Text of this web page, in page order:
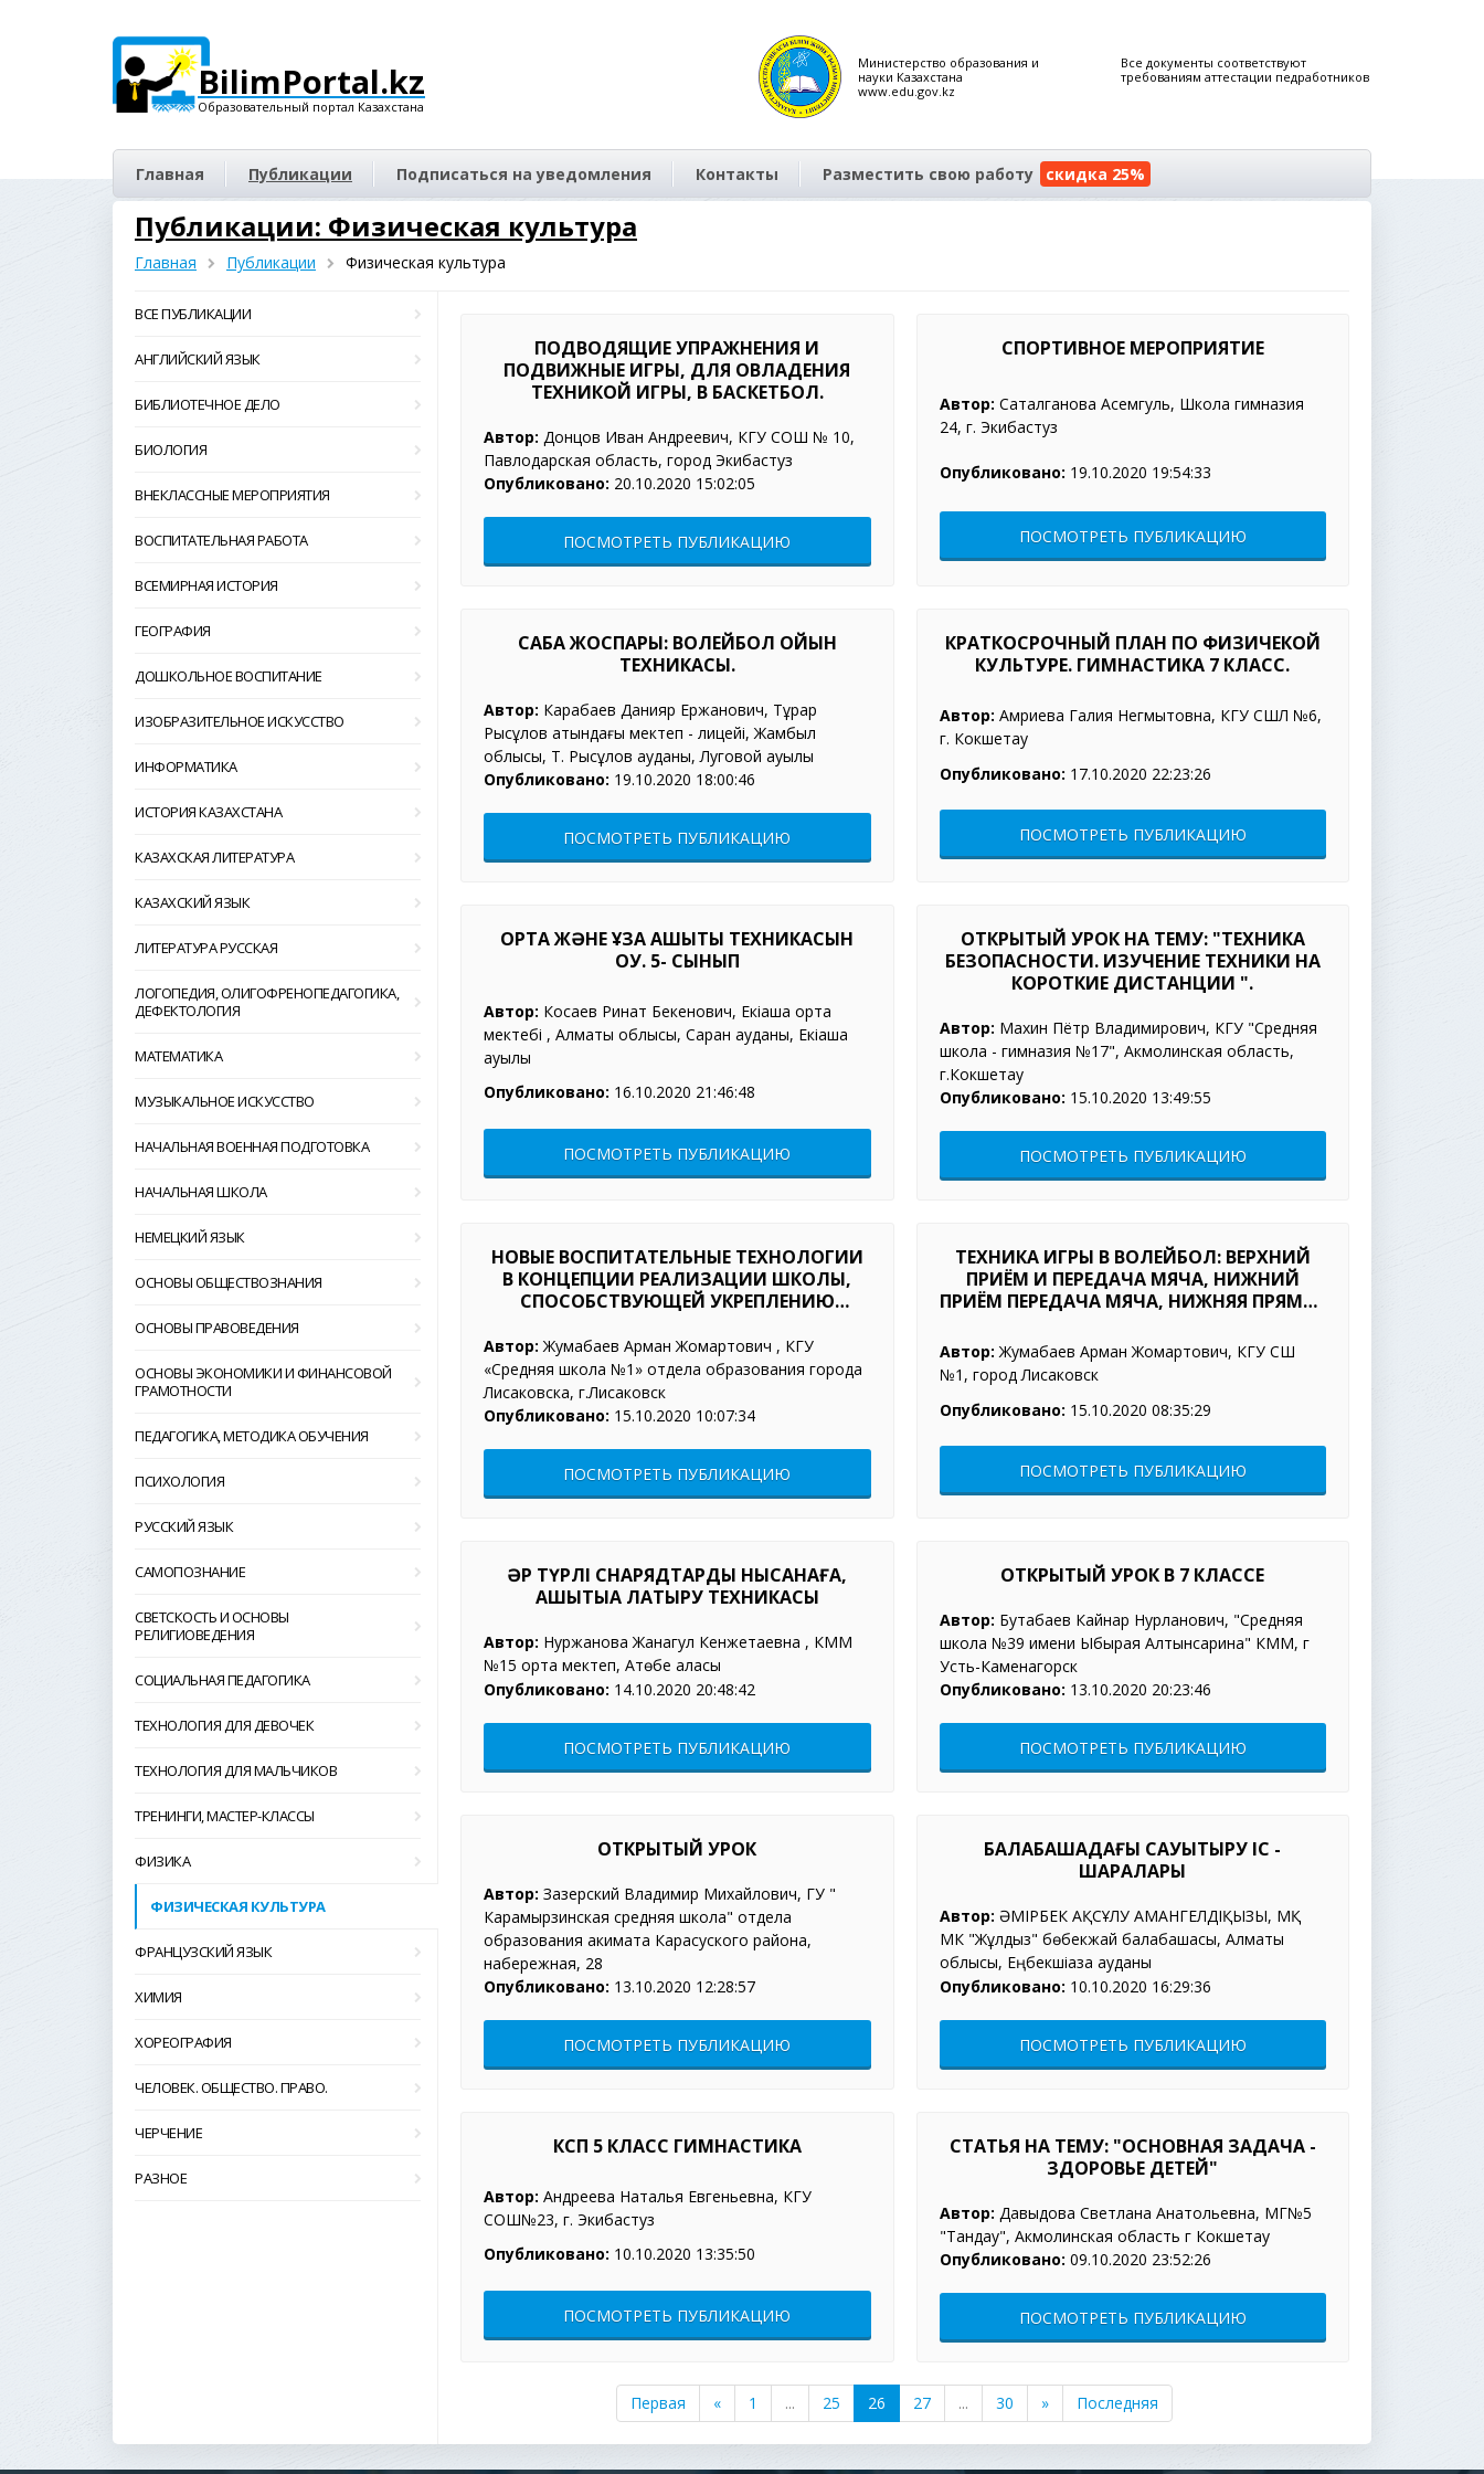
BilimPortal.kz
Образовательный портал Казахстана
Министерство образования и
науки Казахстана
www.edu.gov.kz
Все документы соответствуют
требованиям аттестации педработников
Главная Публикации Подписаться на уведомления Контакты Разместить свою работу скидка 25%
Публикации: Физическая культура
Главная Публикации Физическая культура
ВСЕ ПУБЛИКАЦИИ
АНГЛИЙСКИЙ ЯЗЫК
БИБЛИОТЕЧНОЕ ДЕЛО
БИОЛОГИЯ
ВНЕКЛАССНЫЕ МЕРОПРИЯТИЯ
ВОСПИТАТЕЛЬНАЯ РАБОТА
ВСЕМИРНАЯ ИСТОРИЯ
ГЕОГРАФИЯ
ДОШКОЛЬНОЕ ВОСПИТАНИЕ
ИЗОБРАЗИТЕЛЬНОЕ ИСКУССТВО
ИНФОРМАТИКА
ИСТОРИЯ КАЗАХСТАНА
КАЗАХСКАЯ ЛИТЕРАТУРА
КАЗАХСКИЙ ЯЗЫК
ЛИТЕРАТУРА РУССКАЯ
ЛОГОПЕДИЯ, ОЛИГОФРЕНОПЕДАГОГИКА,
ДЕФЕКТОЛОГИЯ
МАТЕМАТИКА
МУЗЫКАЛЬНОЕ ИСКУССТВО
НАЧАЛЬНАЯ ВОЕННАЯ ПОДГОТОВКА
НАЧАЛЬНАЯ ШКОЛА
НЕМЕЦКИЙ ЯЗЫК
ОСНОВЫ ОБЩЕСТВОЗНАНИЯ
ОСНОВЫ ПРАВОВЕДЕНИЯ
ОСНОВЫ ЭКОНОМИКИ И ФИНАНСОВОЙ
ГРАМОТНОСТИ
ПЕДАГОГИКА, МЕТОДИКА ОБУЧЕНИЯ
ПСИХОЛОГИЯ
РУССКИЙ ЯЗЫК
САМОПОЗНАНИЕ
СВЕТСКОСТЬ И ОСНОВЫ
РЕЛИГИОВЕДЕНИЯ
СОЦИАЛЬНАЯ ПЕДАГОГИКА
ТЕХНОЛОГИЯ ДЛЯ ДЕВОЧЕК
ТЕХНОЛОГИЯ ДЛЯ МАЛЬЧИКОВ
ТРЕНИНГИ, МАСТЕР-КЛАССЫ
ФИЗИКА
ФИЗИЧЕСКАЯ КУЛЬТУРА
ФРАНЦУЗСКИЙ ЯЗЫК
ХИМИЯ
ХОРЕОГРАФИЯ
ЧЕЛОВЕК. ОБЩЕСТВО. ПРАВО.
ЧЕРЧЕНИЕ
РАЗНОЕ
ПОДВОДЯЩИЕ УПРАЖНЕНИЯ И
ПОДВИЖНЫЕ ИГРЫ, ДЛЯ ОВЛАДЕНИЯ
ТЕХНИКОЙ ИГРЫ, В БАСКЕТБОЛ.
Автор: Донцов Иван Андреевич, КГУ СОШ № 10,
Павлодарская область, город Экибастуз
Опубликовано: 20.10.2020 15:02:05
ПОСМОТРЕТЬ ПУБЛИКАЦИЮ
СПОРТИВНОЕ МЕРОПРИЯТИЕ
Автор: Саталганова Асемгуль, Школа гимназия
24, г. Экибастуз
Опубликовано: 19.10.2020 19:54:33
ПОСМОТРЕТЬ ПУБЛИКАЦИЮ
САБАҚ ЖОСПАРЫ: ВОЛЕЙБОЛ ОЙЫН
ТЕХНИКАСЫ.
Автор: Карабаев Данияр Ержанович, Тұрар
Рысқұлов атындағы мектеп - лицейі, Жамбыл
облысы, Т. Рысқұлов ауданы, Луговой ауылы
Опубликовано: 19.10.2020 18:00:46
ПОСМОТРЕТЬ ПУБЛИКАЦИЮ
КРАТКОСРОЧНЫЙ ПЛАН ПО ФИЗИЧЕКОЙ
КУЛЬТУРЕ. ГИМНАСТИКА 7 КЛАСС.
Автор: Амриева Галия Негмытовна, КГУ СШЛ №6,
г. Кокшетау
Опубликовано: 17.10.2020 22:23:26
ПОСМОТРЕТЬ ПУБЛИКАЦИЮ
OPТA ЖӘНE ҰЗAҚ ҚAШЫҚТЫҚ ТEХНИКACЫН
OҚУ. 5- СЫНЫП
Автор: Косаев Ринат Бекенович, Екіаша орта
мектебі , Алматы облысы, Сарқан ауданы, Екіаша
ауылы
Опубликовано: 16.10.2020 21:46:48
ПОСМОТРЕТЬ ПУБЛИКАЦИЮ
ОТКРЫТЫЙ УРОК НА ТЕМУ: "ТЕХНИКА
БЕЗОПАСНОСТИ. ИЗУЧЕНИЕ ТЕХНИКИ НА
КОРОТКИЕ ДИСТАНЦИИ ".
Автор: Махин Пётр Владимирович, КГУ "Средняя
школа - гимназия №17", Акмолинская область,
г.Кокшетау
Опубликовано: 15.10.2020 13:49:55
ПОСМОТРЕТЬ ПУБЛИКАЦИЮ
НОВЫЕ ВОСПИТАТЕЛЬНЫЕ ТЕХНОЛОГИИ
В КОНЦЕПЦИИ РЕАЛИЗАЦИИ ШКОЛЫ,
СПОСОБСТВУЮЩЕЙ УКРЕПЛЕНИЮ
Автор: Жумабаев Арман Жомартович , КГУ
«Средняя школа №1» отдела образования города
Лисаковска, г.Лисаковск
Опубликовано: 15.10.2020 10:07:34
ПОСМОТРЕТЬ ПУБЛИКАЦИЮ
ТЕХНИКА ИГРЫ В ВОЛЕЙБОЛ: ВЕРХНИЙ
ПРИЁМ И ПЕРЕДАЧА МЯЧА, НИЖНИЙ
ПРИЁМ ПЕРЕДАЧА МЯЧА, НИЖНЯЯ ПРЯМАЯ
Автор: Жумабаев Арман Жомартович, КГУ СШ
№1, город Лисаковск
Опубликовано: 15.10.2020 08:35:29
ПОСМОТРЕТЬ ПУБЛИКАЦИЮ
ӘР ТҮРЛІ СНАРЯДТАРДЫ НЫСАНАҒА,
ҚАШЫҚТЫҚҚА ЛАҚТЫРУ ТЕХНИКАСЫ
Автор: Нуржанова Жанагул Кенжетаевна , КММ
№15 орта мектеп, Ақтөбе қаласы
Опубликовано: 14.10.2020 20:48:42
ПОСМОТРЕТЬ ПУБЛИКАЦИЮ
ОТКРЫТЫЙ УРОК В 7 КЛАССЕ
Автор: Бутабаев Кайнар Нурланович, "Средняя
школа №39 имени Ыбырая Алтынсарина" КММ, г
Усть-Каменагорск
Опубликовано: 13.10.2020 20:23:46
ПОСМОТРЕТЬ ПУБЛИКАЦИЮ
ОТКРЫТЫЙ УРОК
Автор: Зазерский Владимир Михайлович, ГУ "
Карамырзинская средняя школа" отдела
образования акимата Карасуского района,
набережная, 28
Опубликовано: 13.10.2020 12:28:57
ПОСМОТРЕТЬ ПУБЛИКАЦИЮ
БАЛАБАҚШАДАҒЫ САУЫҚТЫРУ ІС -
ШАРАЛАРЫ
Автор: ӘМІРБЕК АҚСҰЛУ АМАНГЕЛДІҚЫЗЫ, МҚ
МК "Жұлдыз" бөбекжай балабақшасы, Алматы
облысы, Еңбекшіқазақ ауданы
Опубликовано: 10.10.2020 16:29:36
ПОСМОТРЕТЬ ПУБЛИКАЦИЮ
КСП 5 КЛАСС ГИМНАСТИКА
Автор: Андреева Наталья Евгеньевна, КГУ
СОШ№23, г. Экибастуз
Опубликовано: 10.10.2020 13:35:50
ПОСМОТРЕТЬ ПУБЛИКАЦИЮ
СТАТЬЯ НА ТЕМУ: "ОСНОВНАЯ ЗАДАЧА -
ЗДОРОВЬЕ ДЕТЕЙ"
Автор: Давыдова Светлана Анатольевна, МГ№5
"Тандау", Акмолинская область г Кокшетау
Опубликовано: 09.10.2020 23:52:26
ПОСМОТРЕТЬ ПУБЛИКАЦИЮ
Первая « 1 ... 25 26 27 ... 30 » Последняя